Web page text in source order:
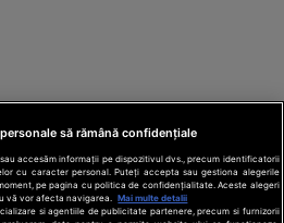
să rămână confidențiale
accesăm informații pe dispozitivul dvs., precum identificatorii
cu caracter personal. Puteți accepta sau gestiona alegerile
pe pagina cu politica de confidențialitate. Aceste alegeri
vă vor afecta navigarea.
Mai multe detalii
si agentiile de publicitate partenere, precum si furnizorii